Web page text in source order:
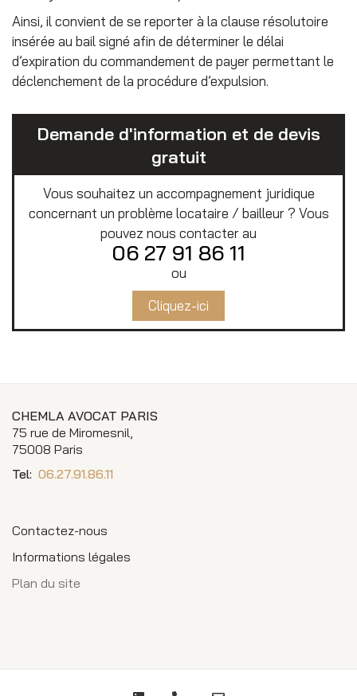
Ainsi, il convient de se reporter à la clause résolutoire
insérée au bail signé afin de déterminer le délai
d’expiration du commandement de payer permettant le
déclenchement de la procédure d’expulsion.
Demande d'information et de devis
gratuit
Vous souhaitez un accompagnement juridique
concernant un problème locataire / bailleur ? Vous
pouvez nous contacter au
06 27 91 86 11
ou
Cliquez-ici
CHEMLA AVOCAT PARIS
75 rue de Miromesnil,
75008 Paris
Tel: 06.27.91.86.11
Contactez-nous
Informations légales
Plan du site